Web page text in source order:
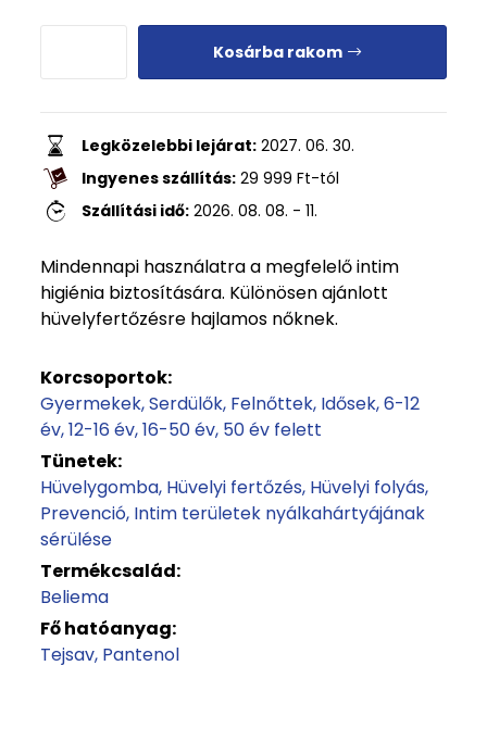
Kosárba rakom
Legközelebbi lejárat: 2027. 06. 30.
Ingyenes szállítás: 29 999 Ft-tól
Szállítási idő: 2026. 08. 08. - 11.
Mindennapi használatra a megfelelő intim
higiénia biztosítására. Különösen ajánlott
hüvelyfertőzésre hajlamos nőknek.
Korcsoportok:
Gyermekek Serdülők Felnőttek Idősek 6-12
év 12-16 év 16-50 év 50 év felett
Tünetek:
Hüvelygomba Hüvelyi fertőzés Hüvelyi folyás
Prevenció Intim területek nyálkahártyájának
sérülése
Termékcsalád:
Beliema
Fő hatóanyag:
Tejsav Pantenol